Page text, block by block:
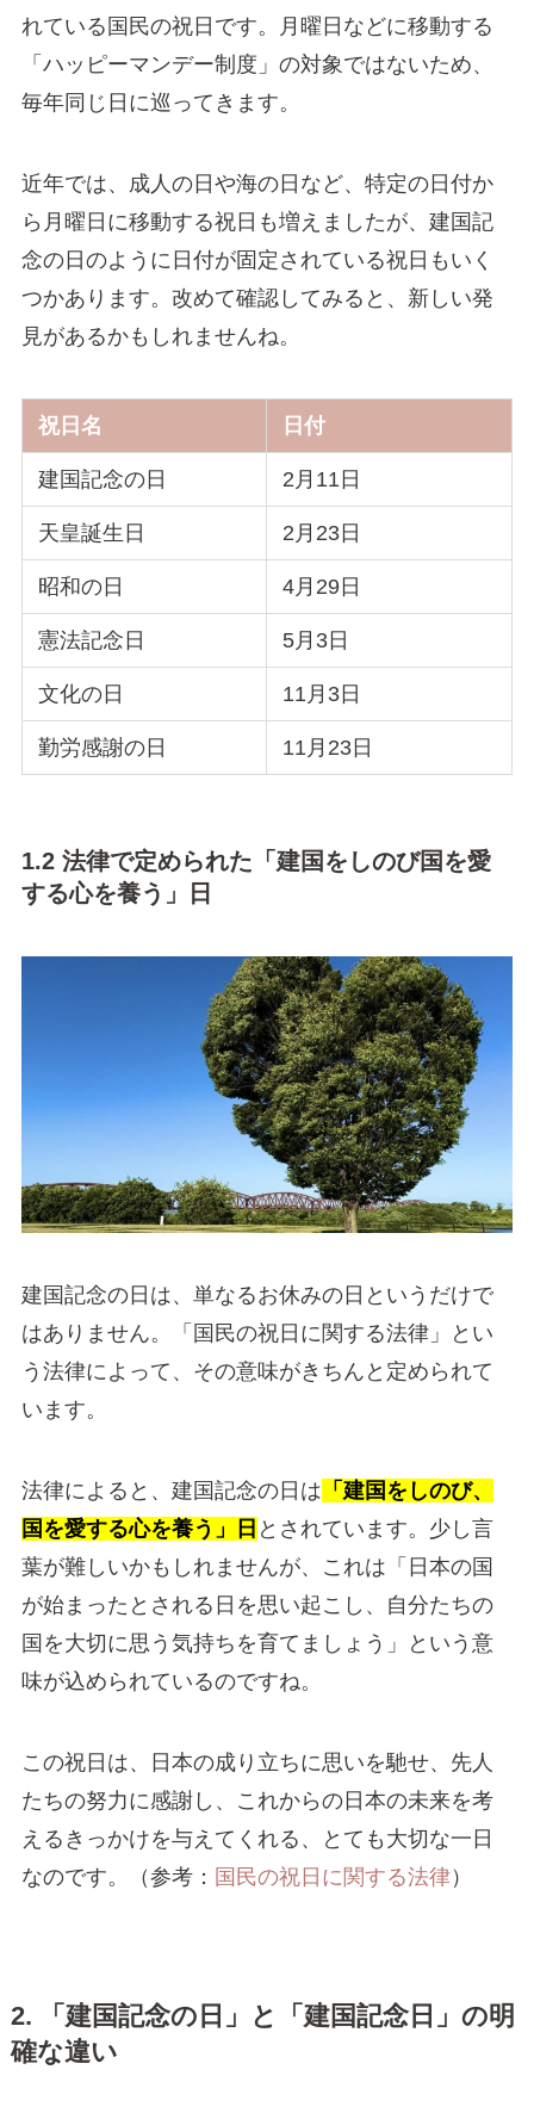
れている国民の祝日です。月曜日などに移動する
「ハッピーマンデー制度」の対象ではないため、
毎年同じ日に巡ってきます。
近年では、成人の日や海の日など、特定の日付か
ら月曜日に移動する祝日も増えましたが、建国記
念の日のように日付が固定されている祝日もいく
つかあります。改めて確認してみると、新しい発
見があるかもしれませんね。
祝日名 日付
建国記念の日 2月11日
天皇誕生日 2月23日
昭和の日 4月29日
憲法記念日 5月3日
文化の日 11月3日
勤労感謝の日 11月23日
1.2 法律で定められた「建国をしのび国を愛
する心を養う」日
建国記念の日は、単なるお休みの日というだけで
はありません。「国民の祝日に関する法律」とい
う法律によって、その意味がきちんと定められて
います。
法律によると、建国記念の日は 「建国をしのび、
国を愛する心を養う」日 とされています。少し言
葉が難しいかもしれませんが、これは「日本の国
が始まったとされる日を思い起こし、自分たちの
国を大切に思う気持ちを育てましょう」という意
味が込められているのですね。
この祝日は、日本の成り立ちに思いを馳せ、先人
たちの努力に感謝し、これからの日本の未来を考
えるきっかけを与えてくれる、とても大切な一日
なのです。（参考： 国民の祝日に関する法律）
2. 「建国記念の日」と「建国記念日」の明
確な違い